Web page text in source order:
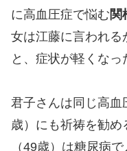
に高血圧症で悩む関
女は江藤に言われる
と、症状が軽くなっ
君子さんは同じ高血
歳）にも祈祷を勧め
（49歳）は糖尿病